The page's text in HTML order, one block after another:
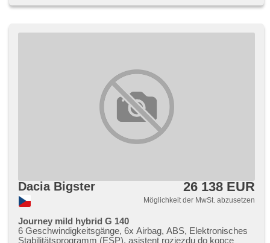
Dacia Bigster 26 138 EUR
Möglichkeit der MwSt. abzusetzen
Journey mild hybrid G 140
6 Geschwindigkeitsgänge, 6x Airbag, ABS, Elektronisches
Stabilitätsprogramm (ESP), asistent rozjezdu do kopce